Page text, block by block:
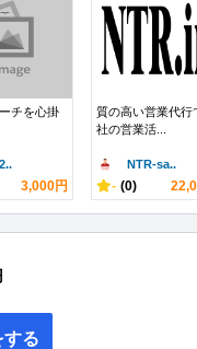
チを心掛
3,000円
質の高い営業代行
社の営業活...
NTR-sa..
- (0)
る